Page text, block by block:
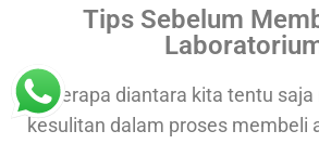
Tips Sebelum
Beberapa diantara kita tentu
kesulitan dalam proses membeli